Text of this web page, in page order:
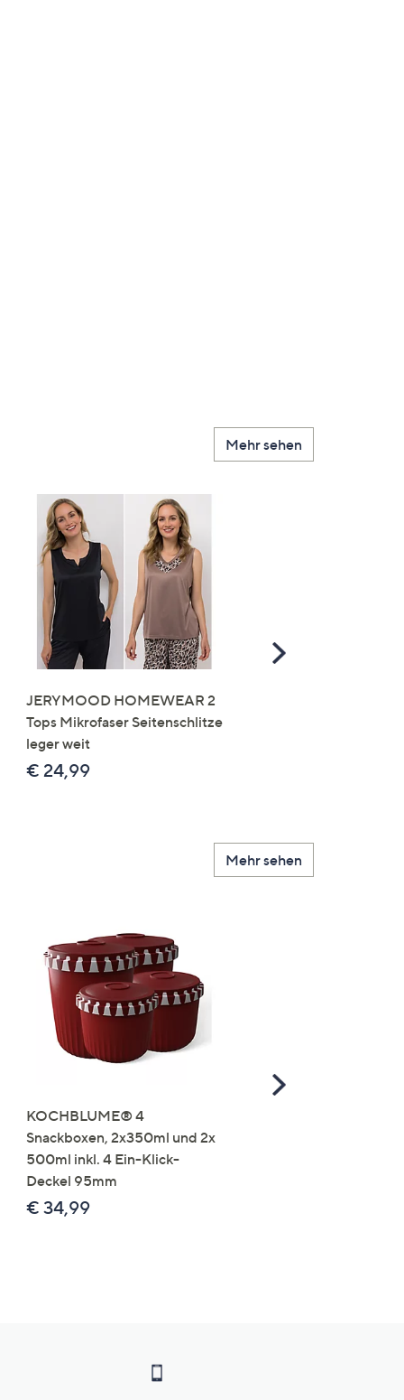
Mehr sehen
JERYMOOD HOMEWEAR 2
Tops Mikrofaser Seitenschlitze
leger weit
€ 24,99
Scroll
Mehr sehen
KOCHBLUME® 4
Snackboxen, 2x350ml und 2x
500ml inkl. 4 Ein-Klick-
Deckel 95mm
€ 34,99
Scroll